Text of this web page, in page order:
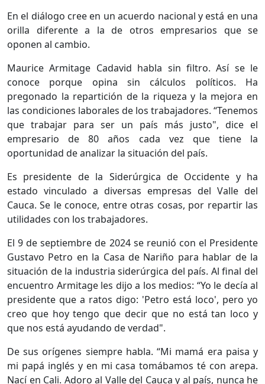
En el diálogo cree en un acuerdo nacional y está en una
orilla diferente a la de otros empresarios que se
oponen al cambio.
Maurice Armitage Cadavid habla sin filtro. Así se le
conoce porque opina sin cálculos políticos. Ha
pregonado la repartición de la riqueza y la mejora en
las condiciones laborales de los trabajadores. “Tenemos
que trabajar para ser un país más justo", dice el
empresario de 80 años cada vez que tiene la
oportunidad de analizar la situación del país.
Es presidente de la Siderúrgica de Occidente y ha
estado vinculado a diversas empresas del Valle del
Cauca. Se le conoce, entre otras cosas, por repartir las
utilidades con los trabajadores.
El 9 de septiembre de 2024 se reunió con el Presidente
Gustavo Petro en la Casa de Nariño para hablar de la
situación de la industria siderúrgica del país. Al final del
encuentro Armitage les dijo a los medios: “Yo le decía al
presidente que a ratos digo: 'Petro está loco', pero yo
creo que hoy tengo que decir que no está tan loco y
que nos está ayudando de verdad".
De sus orígenes siempre habla. “Mi mamá era paisa y
mi papá inglés y en mi casa tomábamos té con arepa.
Nací en Cali. Adoro al Valle del Cauca y al país, nunca he